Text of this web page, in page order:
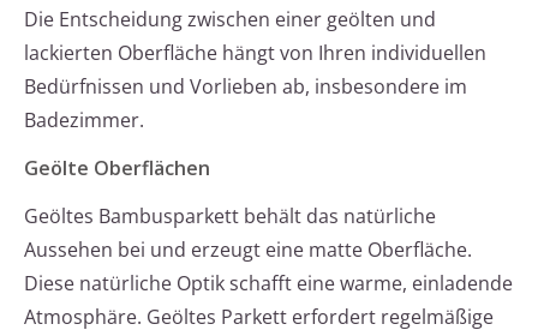
Die Entscheidung zwischen einer geölten und
lackierten Oberfläche hängt von Ihren individuellen
Bedürfnissen und Vorlieben ab, insbesondere im
Badezimmer.
Geölte Oberflächen
Geöltes Bambusparkett behält das natürliche
Aussehen bei und erzeugt eine matte Oberfläche.
Diese natürliche Optik schafft eine warme, einladende
Atmosphäre. Geöltes Parkett erfordert regelmäßige